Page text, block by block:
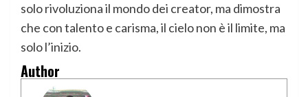
solo rivoluziona il mondo dei creator, ma dimostra
che con talento e carisma, il cielo non è il limite, ma
solo l’inizio.
Author